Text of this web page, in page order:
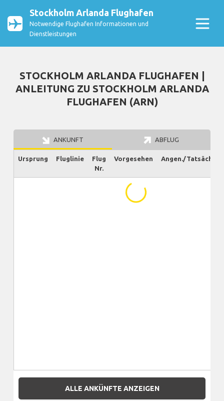
Stockholm Arlanda Flughafen
Notwendige Flughafen Informationen und
Dienstleistungen
STOCKHOLM ARLANDA FLUGHAFEN |
ANLEITUNG ZU STOCKHOLM ARLANDA
FLUGHAFEN (ARN)
ANKUNFT ABFLUG
Ursprung Fluglinie
Flug
Nr.
Vorgesehen Angen./Tatsächlich
ALLE ANKÜNFTE ANZEIGEN